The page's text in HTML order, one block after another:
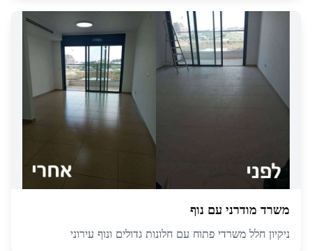
משרד מודרני עם נוף
ניקיון חלל משרדי פתוח עם חלונות גדולים ונוף עירוני